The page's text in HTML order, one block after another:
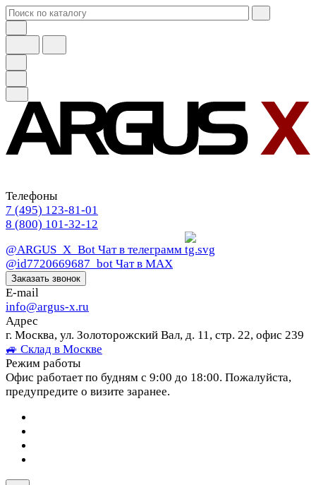
Телефоны
7 (495) 123-81-01
8 (800) 101-32-12
@ARGUS_X_Bot Чат в телеграмм
@id7720669687_bot Чат в МАХ
Заказать звонок
E-mail
info@argus-x.ru
Адрес
г. Москва, ул. Золоторожский Вал, д. 11, стр. 22, офис 239
🚙 Склад в Москве
Режим работы
Офис работает по будням с 9:00 до 18:00. Пожалуйста,
предупредите о визите заранее.